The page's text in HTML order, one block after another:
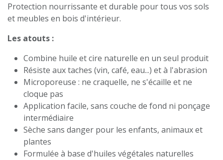
Protection nourrissante et durable pour tous vos sols
et meubles en bois d'intérieur.
Les atouts :
Combine huile et cire naturelle en un seul produit
Résiste aux taches (vin, café, eau...) et à l'abrasion
Microporeuse : ne craquelle, ne s'écaille et ne
cloque pas
Application facile, sans couche de fond ni ponçage
intermédiaire
Sèche sans danger pour les enfants, animaux et
plantes
Formulée à base d'huiles végétales naturelles